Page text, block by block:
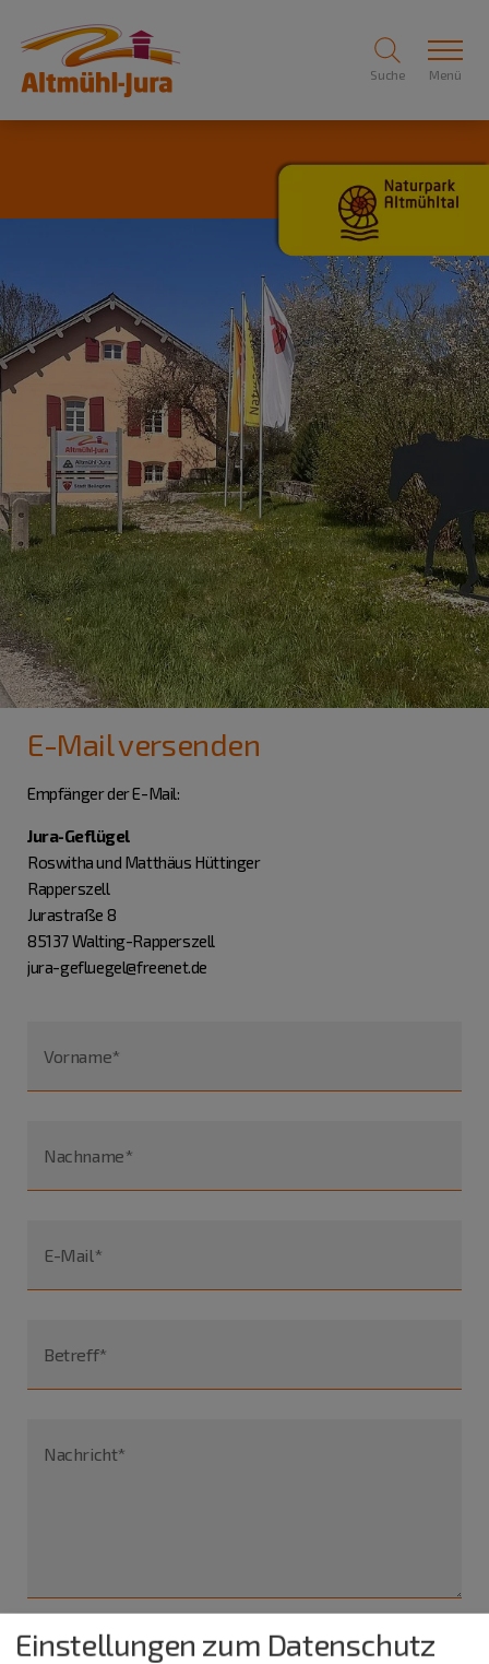
Suche Menü
E-Mail versenden
Empfänger der E-Mail:
Jura-Geflügel
Roswitha und Matthäus Hüttinger
Rapperszell
Jurastraße 8
85137 Walting-Rapperszell
jura-gefluegel@freenet.de
Vorname*
Nachname*
E-Mail*
Betreff*
Nachricht*
Ich habe dieDatenschutzerklärung gelesenund bin
Einstellungen zum Datenschutz